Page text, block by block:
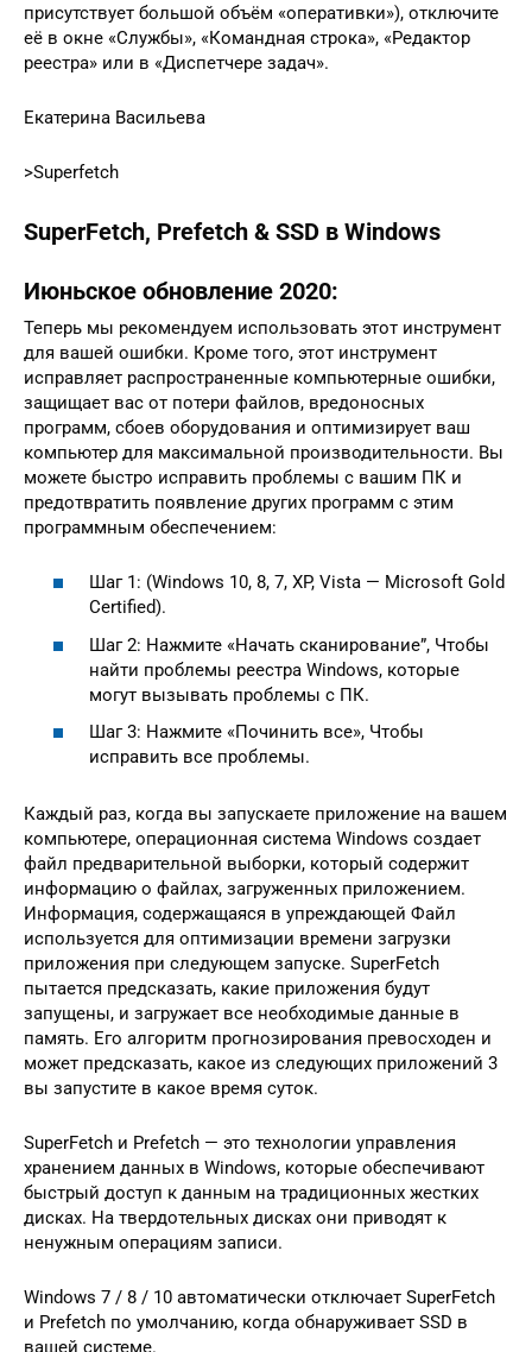
присутствует большой объём «оперативки»), отключите
её в окне «Службы», «Командная строка», «Редактор
реестра» или в «Диспетчере задач».
Екатерина Васильева
>Superfetch
SuperFetch, Prefetch & SSD в Windows
Июньское обновление 2020:
Теперь мы рекомендуем использовать этот инструмент
для вашей ошибки. Кроме того, этот инструмент
исправляет распространенные компьютерные ошибки,
защищает вас от потери файлов, вредоносных
программ, сбоев оборудования и оптимизирует ваш
компьютер для максимальной производительности. Вы
можете быстро исправить проблемы с вашим ПК и
предотвратить появление других программ с этим
программным обеспечением:
Шаг 1: (Windows 10, 8, 7, XP, Vista — Microsoft Gold
Certified).
Шаг 2: Нажмите «Начать сканирование”, Чтобы
найти проблемы реестра Windows, которые
могут вызывать проблемы с ПК.
Шаг 3: Нажмите «Починить все», Чтобы
исправить все проблемы.
Каждый раз, когда вы запускаете приложение на вашем
компьютере, операционная система Windows создает
файл предварительной выборки, который содержит
информацию о файлах, загруженных приложением.
Информация, содержащаяся в упреждающей Файл
используется для оптимизации времени загрузки
приложения при следующем запуске. SuperFetch
пытается предсказать, какие приложения будут
запущены, и загружает все необходимые данные в
память. Его алгоритм прогнозирования превосходен и
может предсказать, какое из следующих приложений 3
вы запустите в какое время суток.
SuperFetch и Prefetch — это технологии управления
хранением данных в Windows, которые обеспечивают
быстрый доступ к данным на традиционных жестких
дисках. На твердотельных дисках они приводят к
ненужным операциям записи.
Windows 7 / 8 / 10 автоматически отключает SuperFetch
и Prefetch по умолчанию, когда обнаруживает SSD в
вашей системе.